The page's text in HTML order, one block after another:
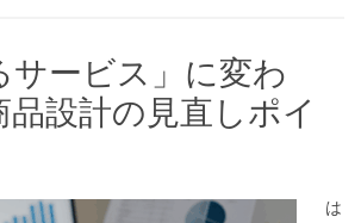
サービス」に変わ
品設計の見直しポイ
は